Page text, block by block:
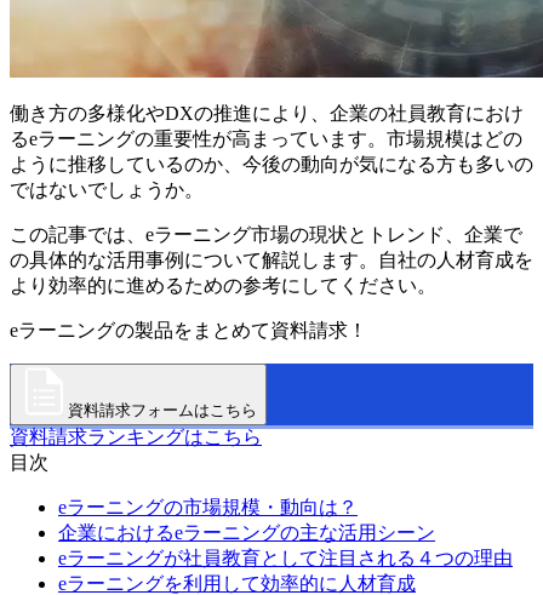
働き方の多様化やDXの推進により、企業の社員教育におけ
るeラーニングの重要性が高まっています。市場規模はどの
ように推移しているのか、今後の動向が気になる方も多いの
ではないでしょうか。
この記事では、eラーニング市場の現状とトレンド、企業で
の具体的な活用事例について解説します。自社の人材育成を
より効率的に進めるための参考にしてください。
eラーニングの製品をまとめて資料請求！
資料請求フォームはこちら
資料請求ランキングはこちら
目次
eラーニングの市場規模・動向は？
企業におけるeラーニングの主な活用シーン
eラーニングが社員教育として注目される４つの理由
eラーニングを利用して効率的に人材育成